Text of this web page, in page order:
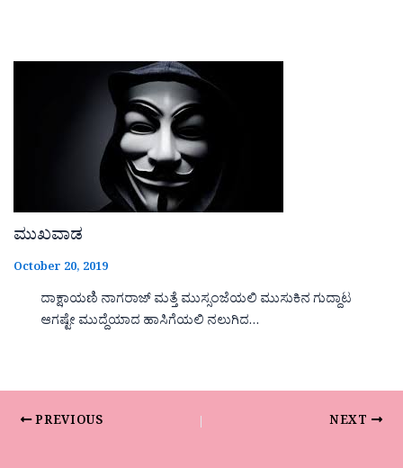
ಮುಖವಾಡ
October 20, 2019
ದಾಕ್ಷಾಯಣಿ ನಾಗರಾಜ್ ಮತ್ತೆ ಮುಸ್ಸಂಜೆಯಲಿ ಮುಸುಕಿನ ಗುದ್ದಾಟ
ಆಗಷ್ಟೇ ಮುದ್ದೆಯಾದ ಹಾಸಿಗೆಯಲಿ ನಲುಗಿದ…
PREVIOUS NEXT